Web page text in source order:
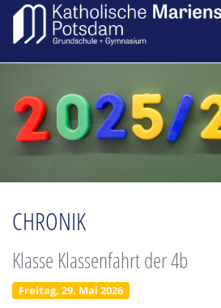
CHRONIK
Klasse Klassenfahrt der 4b
Freitag, 29. Mai 2026